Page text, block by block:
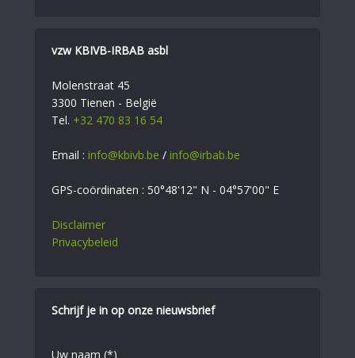
vzw KBIVB-IRBAB asbl
Molenstraat 45
3300 Tienen - België
Tel. +32 470 83 16 54
Email : info@kbivb.be / info@irbab.be
GPS-coördinaten : 50°48'12" N - 04°57'00" E
Disclaimer
Privacybeleid
Schrijf je in op onze nieuwsbrief
Uw naam (*)